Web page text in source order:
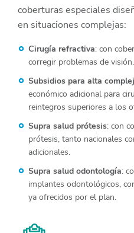
coberturas especiales
en situaciones complejas:
Cirugía refractiva: con
corregir problemas de visión.
Subsidios para alta
económico adicional para
reintegros superiores a los
Supra salud prótesis: con
prótesis, tanto nacionales
adicionales.
Supra salud odontología:
implantes odontológicos,
ya ofrecidos por el plan.